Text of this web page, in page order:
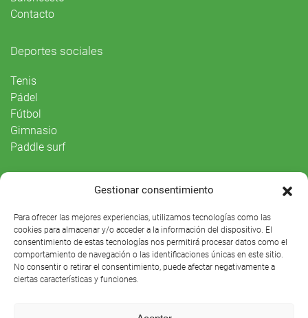
Gestionar consentimiento
Para ofrecer las mejores experiencias, utilizamos tecnologías como las
cookies para almacenar y/o acceder a la información del dispositivo. El
consentimiento de estas tecnologías nos permitirá procesar datos como el
comportamiento de navegación o las identificaciones únicas en este sitio.
No consentir o retirar el consentimiento, puede afectar negativamente a
ciertas características y funciones.
Contacto
Deportes sociales
Tenis
Pádel
Fútbol
Gimnasio
Paddle surf
Agenda